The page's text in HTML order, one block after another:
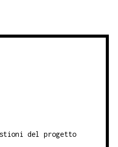
del progetto